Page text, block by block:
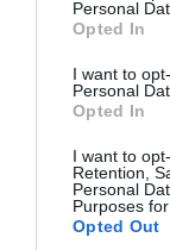
Personal
Opted In
I want to
Personal
Opted In
I want to
Retention,
Personal
Purposes
Opted Out
PRONEWS.GR /
Αντόνιο
του με την
άριστες
πολύ
07.08.2026 | 15:39